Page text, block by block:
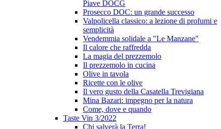
Piave DOCG
Prosecco DOC: un grande successo
Valpolicella classico: a lezione di profumi e
semplicità
Vendemmia solidale a "Le Manzane"
Il calore che raffredda
La magia del prezzemolo
Il prezzemolo in cucina
Olive in tavola
Ricette con le olive
Il vero gusto della Casatella Trevigiana
Mina Bazari: impegno per la natura
Come, dove e quando
Taste Vin 3/2022
Chi salverà la Terra!